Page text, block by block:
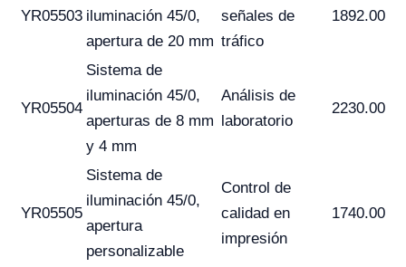
YR05503 iluminación 45/0,
apertura de 20 mm
señales de
tráfico
1892.00
YR05504
Sistema de
iluminación 45/0,
aperturas de 8 mm
y 4 mm
Análisis de
laboratorio
2230.00
YR05505
Sistema de
iluminación 45/0,
apertura
personalizable
Control de
calidad en
impresión
1740.00